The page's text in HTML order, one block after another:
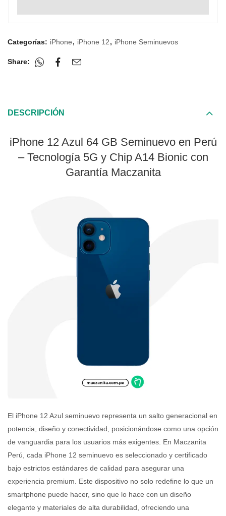
Categorías: iPhone, iPhone 12, iPhone Seminuevos
Share:
DESCRIPCIÓN
iPhone 12 Azul 64 GB Seminuevo en Perú
– Tecnología 5G y Chip A14 Bionic con
Garantía Maczanita
El iPhone 12 Azul seminuevo representa un salto generacional en
potencia, diseño y conectividad, posicionándose como una opción
de vanguardia para los usuarios más exigentes. En Maczanita
Perú, cada iPhone 12 seminuevo es seleccionado y certificado
bajo estrictos estándares de calidad para asegurar una
experiencia premium. Este dispositivo no solo redefine lo que un
smartphone puede hacer, sino que lo hace con un diseño
elegante y materiales de alta durabilidad, ofreciendo una